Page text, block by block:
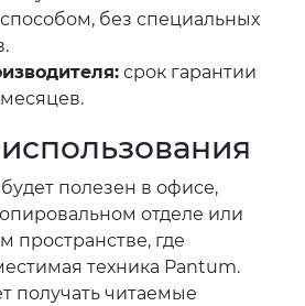
без специальных
срок гарантии
месяцев.
полезен в офисе,
отделе или
где
техника Pantum.
получать читаемые